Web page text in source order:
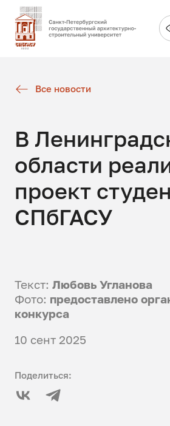
Все новости
В
области
проект
СПбГАСУ
Текст:Любовь Угланова
Фото: предоставлено
конкурса
10 сент 2025
Поделиться: